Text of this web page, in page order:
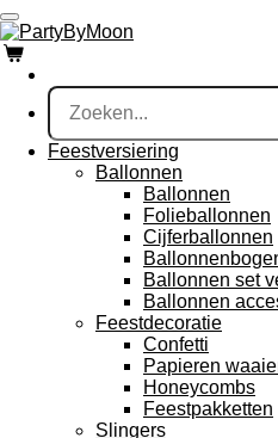
Ga
direct
naar
de
hoofdinhoud
Feestversiering
Ballonnen
Ballonnen
Folieballonnen
Cijferballonnen
Ballonnen set
Ballonnen
Feestdecoratie
Confetti
Papieren
Honeycombs
Feestpakketten
Slingers